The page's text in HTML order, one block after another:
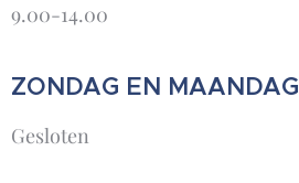
9.00-14.00
ZONDAG EN MAANDAG
Gesloten